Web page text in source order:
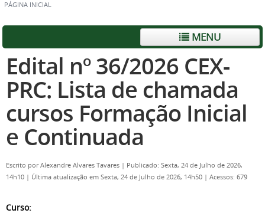
PÁGINA INICIAL
MENU
Edital nº 36/2026 CEX-
PRC: Lista de chamada
cursos Formação Inicial
e Continuada
Escrito porAlexandre Alvares Tavares | Publicado: Sexta, 24 de Julho de 2026,
14h10 | Última atualização em Sexta, 24 de Julho de 2026, 14h50 | Acessos: 679
Curso: